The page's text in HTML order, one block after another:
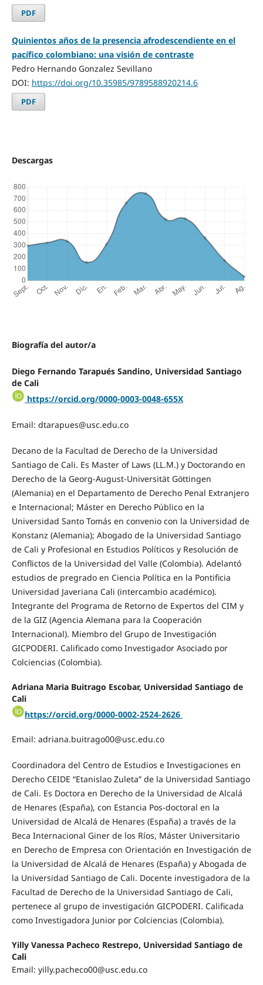
PDF
Quinientos años de la presencia afrodescendiente en el
pacífico colombiano: una visión de contraste
Pedro Hernando Gonzalez Sevillano
DOI: https://doi.org/10.35985/9789588920214.6
PDF
Descargas
Biografía del autor/a
Diego Fernando Tarapués Sandino, Universidad Santiago
de Cali
https://orcid.org/0000-0003-0048-655X
Email: dtarapues@usc.edu.co
Decano de la Facultad de Derecho de la Universidad
Santiago de Cali. Es Master of Laws (LL.M.) y Doctorando en
Derecho de la Georg-August-Universität Göttingen
(Alemania) en el Departamento de Derecho Penal Extranjero
e Internacional; Máster en Derecho Público en la
Universidad Santo Tomás en convenio con la Universidad de
Konstanz (Alemania); Abogado de la Universidad Santiago
de Cali y Profesional en Estudios Políticos y Resolución de
Conflictos de la Universidad del Valle (Colombia). Adelantó
estudios de pregrado en Ciencia Política en la Pontificia
Universidad Javeriana Cali (intercambio académico).
Integrante del Programa de Retorno de Expertos del CIM y
de la GIZ (Agencia Alemana para la Cooperación
Internacional). Miembro del Grupo de Investigación
GICPODERI. Calificado como Investigador Asociado por
Colciencias (Colombia).
Adriana Maria Buitrago Escobar, Universidad Santiago de
Cali
https://orcid.org/0000-0002-2524-2626
Email: adriana.buitrago00@usc.edu.co
Coordinadora del Centro de Estudios e Investigaciones en
Derecho CEIDE “Etanislao Zuleta” de la Universidad Santiago
de Cali. Es Doctora en Derecho de la Universidad de Alcalá
de Henares (España), con Estancia Pos-doctoral en la
Universidad de Alcalá de Henares (España) a través de la
Beca Internacional Giner de los Ríos, Máster Universitario
en Derecho de Empresa con Orientación en Investigación de
la Universidad de Alcalá de Henares (España) y Abogada de
la Universidad Santiago de Cali. Docente investigadora de la
Facultad de Derecho de la Universidad Santiago de Cali,
pertenece al grupo de investigación GICPODERI. Calificada
como Investigadora Junior por Colciencias (Colombia).
Yilly Vanessa Pacheco Restrepo, Universidad Santiago de
Cali
Email: yilly.pacheco00@usc.edu.co